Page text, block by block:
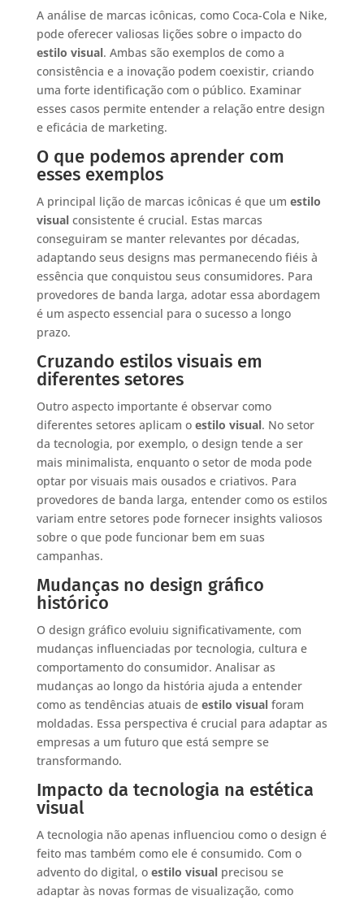
A análise de marcas icônicas, como Coca-Cola e Nike,
pode oferecer valiosas lições sobre o impacto do
estilo visual. Ambas são exemplos de como a
consistência e a inovação podem coexistir, criando
uma forte identificação com o público. Examinar
esses casos permite entender a relação entre design
e eficácia de marketing.
O que podemos aprender com
esses exemplos
A principal lição de marcas icônicas é que um estilo
visualconsistente é crucial. Estas marcas
conseguiram se manter relevantes por décadas,
adaptando seus designs mas permanecendo fiéis à
essência que conquistou seus consumidores. Para
provedores de banda larga, adotar essa abordagem
é um aspecto essencial para o sucesso a longo
prazo.
Cruzando estilos visuais em
diferentes setores
Outro aspecto importante é observar como
diferentes setores aplicam o estilo visual. No setor
da tecnologia, por exemplo, o design tende a ser
mais minimalista, enquanto o setor de moda pode
optar por visuais mais ousados e criativos. Para
provedores de banda larga, entender como os estilos
variam entre setores pode fornecer insights valiosos
sobre o que pode funcionar bem em suas
campanhas.
Mudanças no design gráfico
histórico
O design gráfico evoluiu significativamente, com
mudanças influenciadas por tecnologia, cultura e
comportamento do consumidor. Analisar as
mudanças ao longo da história ajuda a entender
como as tendências atuais de estilo visualforam
moldadas. Essa perspectiva é crucial para adaptar as
empresas a um futuro que está sempre se
transformando.
Impacto da tecnologia na estética
visual
A tecnologia não apenas influenciou como o design é
feito mas também como ele é consumido. Com o
advento do digital, o estilo visualprecisou se
adaptar às novas formas de visualização, como